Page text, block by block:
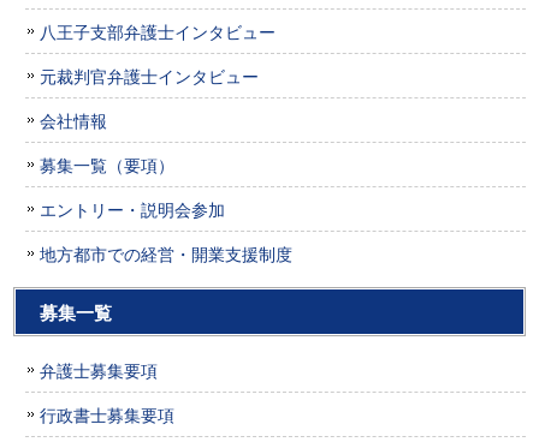
八王子支部弁護士インタビュー
元裁判官弁護士インタビュー
会社情報
募集一覧（要項）
エントリー・説明会参加
地方都市での経営・開業支援制度
募集一覧
弁護士募集要項
行政書士募集要項